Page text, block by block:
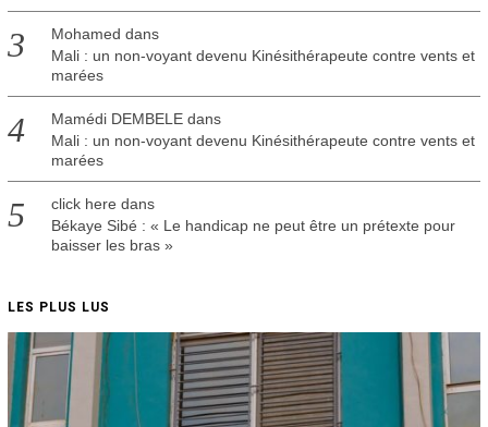
Mohamed dans
Mali : un non-voyant devenu Kinésithérapeute contre vents et
marées
Mamédi DEMBELEdans
Mali : un non-voyant devenu Kinésithérapeute contre vents et
marées
click here dans
Békaye Sibé : « Le handicap ne peut être un prétexte pour
baisser les bras »
LES PLUS LUS